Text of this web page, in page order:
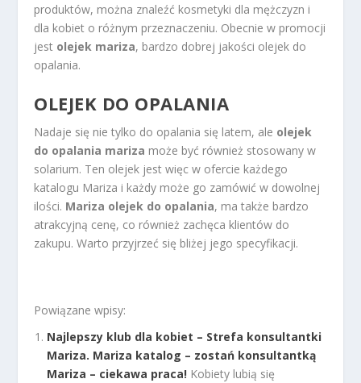
produktów, można znaleźć kosmetyki dla mężczyzn i
dla kobiet o różnym przeznaczeniu. Obecnie w promocji
jest olejek mariza, bardzo dobrej jakości olejek do
opalania.
OLEJEK DO OPALANIA
Nadaje się nie tylko do opalania się latem, ale olejek
do opalania mariza może być również stosowany w
solarium. Ten olejek jest więc w ofercie każdego
katalogu Mariza i każdy może go zamówić w dowolnej
ilości. Mariza olejek do opalania, ma także bardzo
atrakcyjną cenę, co również zachęca klientów do
zakupu. Warto przyjrzeć się bliżej jego specyfikacji.
Powiązane wpisy:
Najlepszy klub dla kobiet – Strefa konsultantki
Mariza. Mariza katalog – zostań konsultantką
Mariza – ciekawa praca! Kobiety lubią się